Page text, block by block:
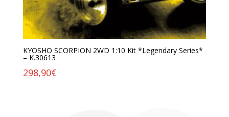
KYOSHO SCORPION 2WD 1:10 Kit *Legendary Series*
– K.30613
298,90€